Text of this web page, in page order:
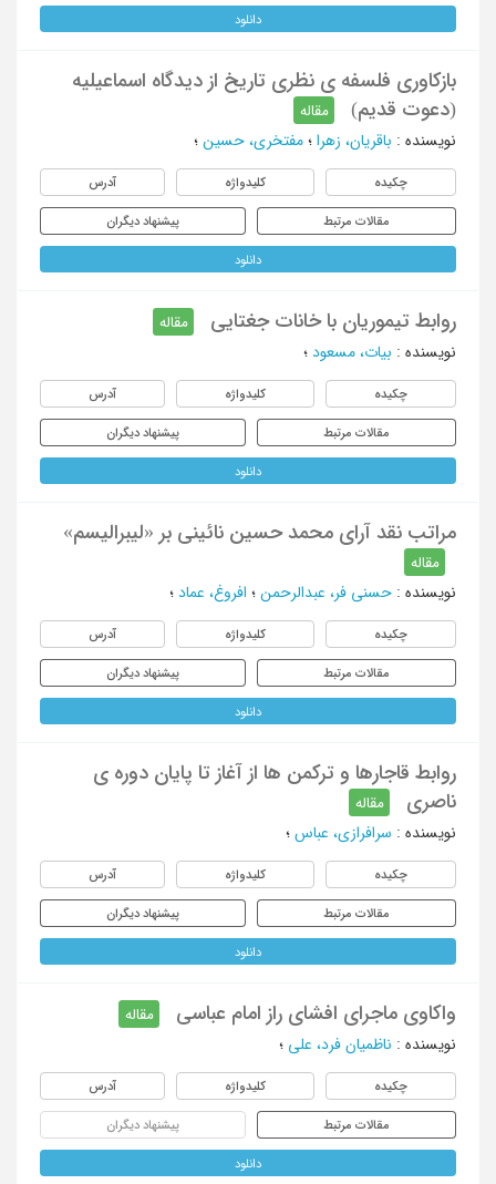
دانلود
بازکاوری فلسفه ی نظری تاریخ از دیدگاه اسماعیلیه
(دعوت قدیم)
مقاله
نویسنده : باقریان، زهرا ؛ مفتخری، حسین ؛
چکیده کلیدواژه آدرس
مقالات مرتبط پیشنهاد دیگران
دانلود
روابط تیموریان با خانات جغتایی
مقاله
نویسنده : بیات، مسعود ؛
چکیده کلیدواژه آدرس
مقالات مرتبط پیشنهاد دیگران
دانلود
مراتب نقد آرای محمد حسین نائینی بر «لیبرالیسم»
مقاله
نویسنده : حسنی فر، عبدالرحمن ؛ افروغ، عماد ؛
چکیده کلیدواژه آدرس
مقالات مرتبط پیشنهاد دیگران
دانلود
روابط قاجارها و ترکمن ها از آغاز تا پایان دوره ی
ناصری
مقاله
نویسنده : سرافرازی، عباس ؛
چکیده کلیدواژه آدرس
مقالات مرتبط پیشنهاد دیگران
دانلود
واکاوی ماجرای افشای راز امام عباسی
مقاله
نویسنده : ناظمیان فرد، علی ؛
چکیده کلیدواژه آدرس
مقالات مرتبط پیشنهاد دیگران
دانلود